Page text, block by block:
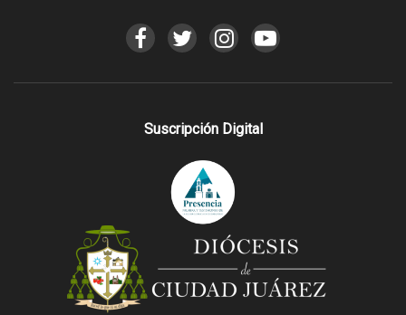
Suscripción Digital